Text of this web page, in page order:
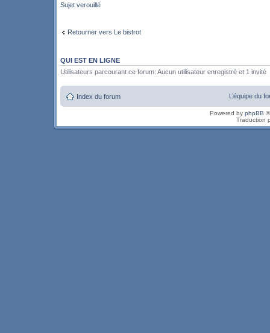
Sujet verouillé
Retourner vers Le bistrot
QUI EST EN LIGNE
Utilisateurs parcourant ce forum: Aucun utilisateur enregistré et 1 invité
Index du forum L’équipe du
Powered by phpBB
Traduction